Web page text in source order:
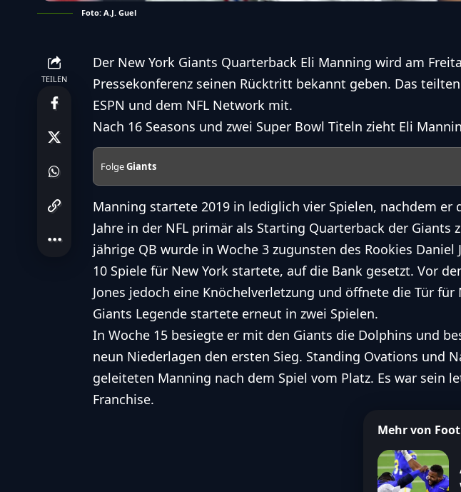
Foto: A.J. Guel
TEILEN
Der New York Giants Quarterback Eli Manning wird am
Pressekonferenz seinen Rücktritt bekannt geben. Das
ESPN und dem NFL Network mit.
Nach 16 Seasons und zwei Super Bowl Titeln zieht Eli
FolgeGiants
Manning startete 2019 in lediglich vier Spielen, nachdem er
Jahre in der NFL primär als Starting Quarterback der Giants
jährige QB wurde in Woche 3 zugunsten des Rookies Daniel
10 Spiele für New York startete, auf die Bank gesetzt. Vor
Jones jedoch eine Knöchelverletzung und öffnete die Tür
Giants Legende startete erneut in zwei Spielen.
In Woche 15 besiegte er mit den Giants die Dolphins und
neun Niederlagen den ersten Sieg. Standing Ovations und
geleiteten Manning nach dem Spiel vom Platz. Es war sein
Franchise.
Mehr von